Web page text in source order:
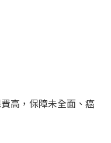
高，保障未全面、癌